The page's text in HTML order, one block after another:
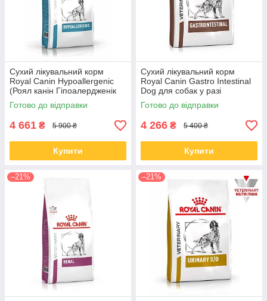
Сухий лікувальний корм
Royal Canin Hypoallergenic
(Роял канін Гіпоалердженік
Дог) для собак 14 КГ
Готово до відправки
4 661 ₴ 5 900 ₴
Купити
Сухий лікувальний корм
Royal Canin Gastro Intestinal
Dog для собак у разі
порушення травлення від 1.5
року, 15 КГ
Готово до відправки
4 266 ₴ 5 400 ₴
Купити
–21% –21%